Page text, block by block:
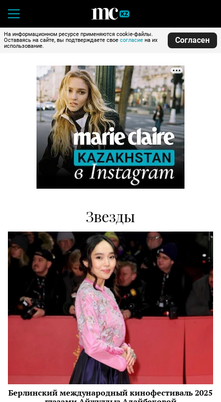
На информационном ресурсе применяются cookie-файлы.
Оставаясь на сайте, вы подтверждаете свое согласие на их
использование.
Согласен
Звезды
Берлинский международный кинофестиваль 2025